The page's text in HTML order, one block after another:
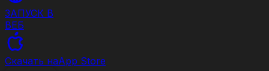
ЗАПУСК В
ВЕБ
Скачать наApp Store